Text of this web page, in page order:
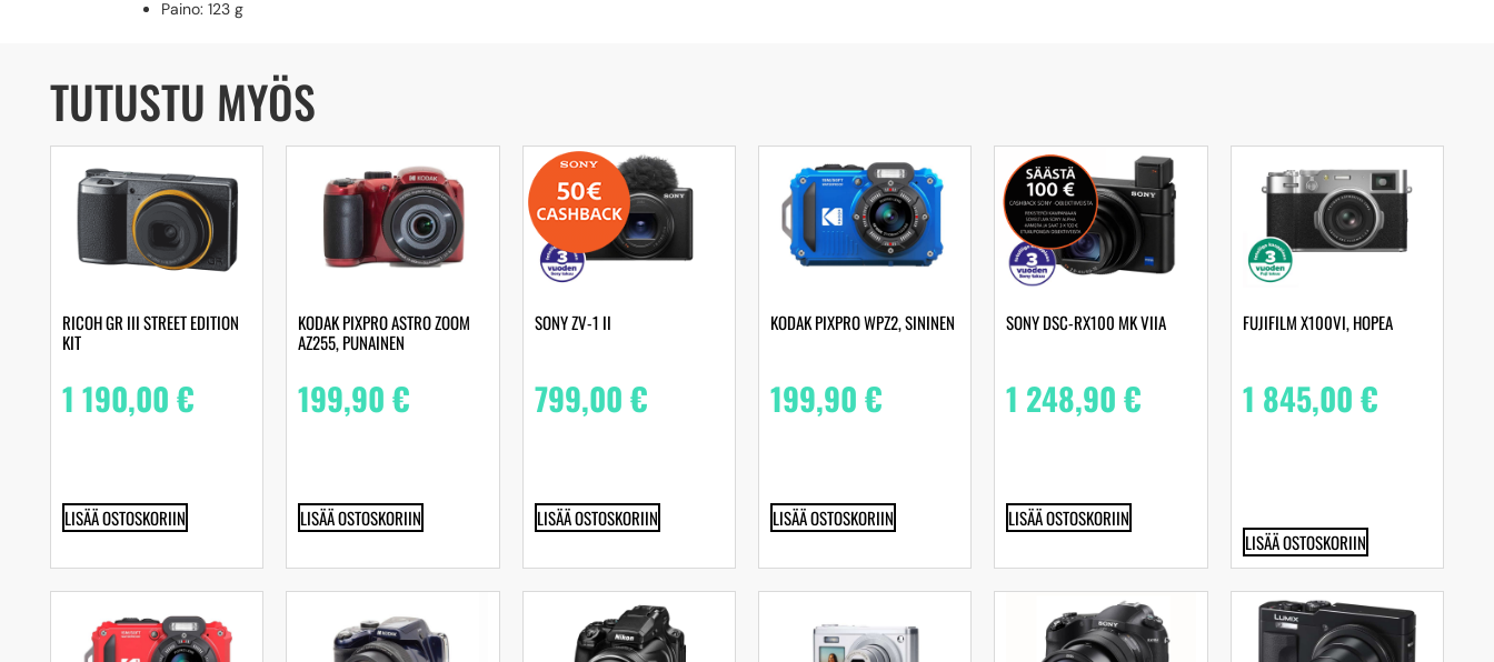
Paino: 123 g
TUTUSTU MYÖS
RICOH GR III STREET EDITION
KIT
1 190,00€
LISÄÄ OSTOSKORIIN
KODAK PIXPRO ASTRO ZOOM
AZ255, PUNAINEN
199,90€
LISÄÄ OSTOSKORIIN
SONY ZV-1 II
799,00€
LISÄÄ OSTOSKORIIN
KODAK PIXPRO WPZ2, SININEN
199,90€
LISÄÄ OSTOSKORIIN
SONY DSC-RX100 MK VIIA
1 248,90€
LISÄÄ OSTOSKORIIN
FUJIFILM X100VI, HOPEA
1 845,00€
LISÄÄ OSTOSKORIIN